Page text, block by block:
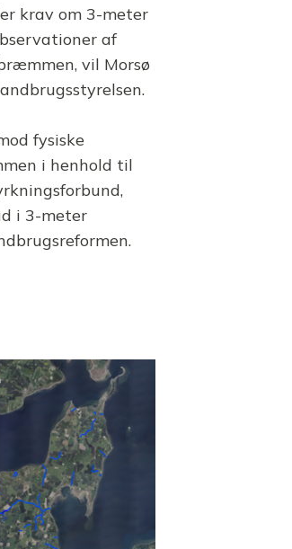
krav om 3-meter
af
vil Morsø
fysiske
i henhold til
i 3-meter